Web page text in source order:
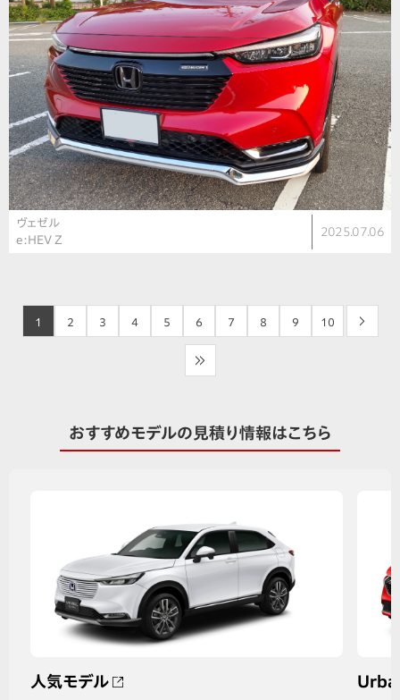
ヴェゼル
e:HEV Z
2025.07.06
1 2 3 4 5 6 7 8 9 10 >
>>
おすすめモデルの見積り情報はこちら
人気モデル